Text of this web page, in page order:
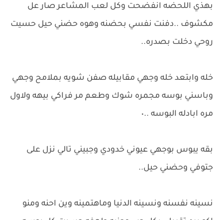
بهذي اللحضه انفضحت وكل لعب المشاعر صار عل
مكشوف ..دفنت نفسي بحضنه وهوه حضني حيل حسيت
روحي دخلت بصدره..
خله وابتعد خله وجهي مقابيله صفن شويه بملامح وجهي
وباسني بوسه مجمره شوك وطعم مر فراكي بيهه ولاول
مره ابادله البوسه ..٠
بقه يبوس بوجهي عيوني خدودي وجبيني تالي نزل على
جتوفي وحضني حيل..
نسينه نفسنه ونسينه الدنيا وماهتمينه وين احنه ومنو